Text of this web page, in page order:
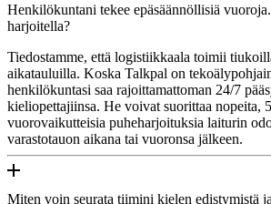
Henkilökuntani tekee epäsäännöllisiä
harjoitella?
Tiedostamme, että logistiikkaala toimii
aikatauluilla. Koska Talkpal on
henkilökuntasi saa rajoittamattoman 24/7
kieliopettajiinsa. He voivat suorittaa nopeita,
vuorovaikutteisia puheharjoituksia laiturin
varastotauon aikana tai vuoronsa jälkeen.
Miten voin seurata tiimini kielen edistymistä